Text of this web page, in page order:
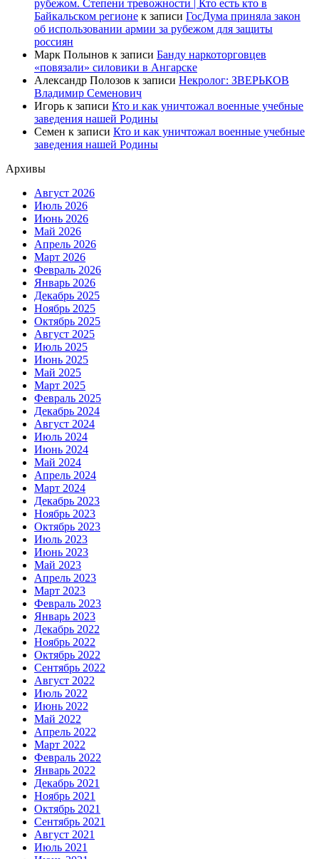
рубежом. Степени тревожности | Кто есть кто в
Байкальском регионе к записи ГосДума приняла закон
об использовании армии за рубежом для защиты
россиян
Марк Полынов к записи Банду наркоторговцев
«повязали» силовики в Ангарске
Александр Полозов к записи Некролог: ЗВЕРЬКОВ
Владимир Семенович
Игорь к записи Кто и как уничтожал военные учебные
заведения нашей Родины
Семен к записи Кто и как уничтожал военные учебные
заведения нашей Родины
Архивы
Август 2026
Июль 2026
Июнь 2026
Май 2026
Апрель 2026
Март 2026
Февраль 2026
Январь 2026
Декабрь 2025
Ноябрь 2025
Октябрь 2025
Август 2025
Июль 2025
Июнь 2025
Май 2025
Март 2025
Февраль 2025
Декабрь 2024
Август 2024
Июль 2024
Июнь 2024
Май 2024
Апрель 2024
Март 2024
Декабрь 2023
Ноябрь 2023
Октябрь 2023
Июль 2023
Июнь 2023
Май 2023
Апрель 2023
Март 2023
Февраль 2023
Январь 2023
Декабрь 2022
Ноябрь 2022
Октябрь 2022
Сентябрь 2022
Август 2022
Июль 2022
Июнь 2022
Май 2022
Апрель 2022
Март 2022
Февраль 2022
Январь 2022
Декабрь 2021
Ноябрь 2021
Октябрь 2021
Сентябрь 2021
Август 2021
Июль 2021